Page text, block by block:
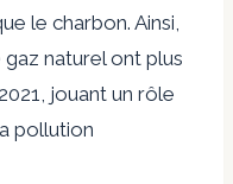
le charbon. Ainsi,
naturel ont plus
jouant un rôle
pollution